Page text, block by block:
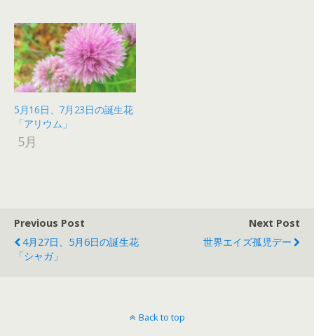
5月16日、7月23日の誕生花
「アリウム」
5月
Previous Post
4月27日、5月6日の誕生花
「シャガ」
Next Post
世界エイズ孤児デー
Back to top